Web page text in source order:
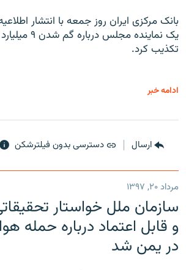
بانک مرکزی ایران روز جمعه با انتشار
یک نماینده مجلس
تکذیب کرد.
ادامه خبر
ارسال دسترسی بدون فیلترشکن
مرداد ۲۰, ۱۳۹۷
سازمان ملل خواستار
و قابل اعتماد درباره حمله
در یمن شد